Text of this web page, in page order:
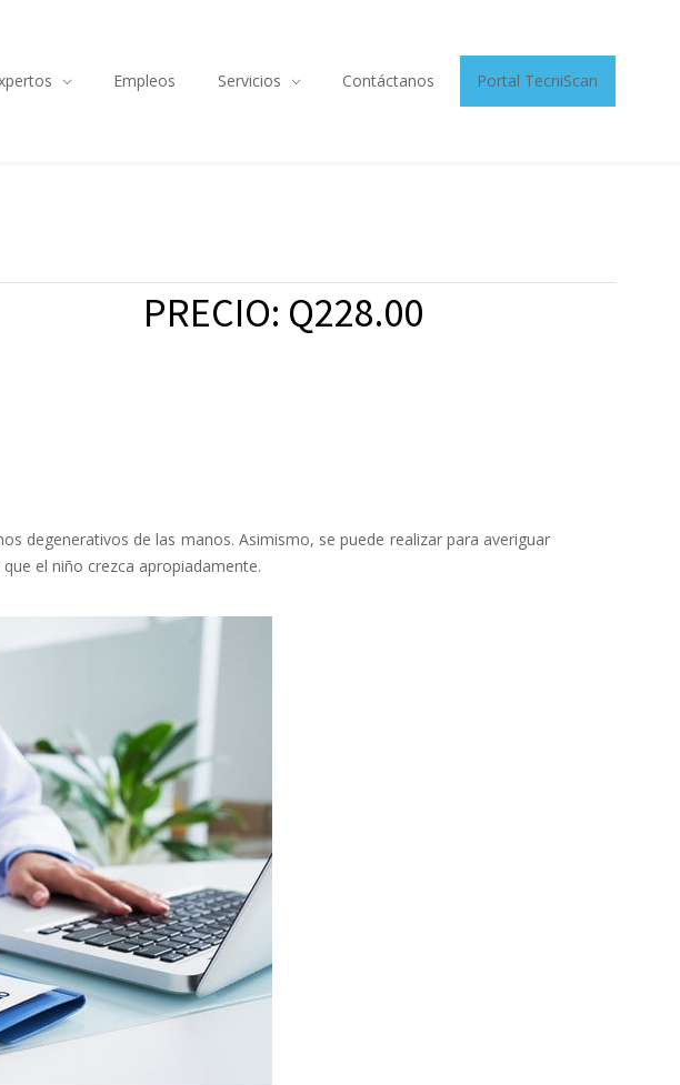
Empleos Servicios Contáctanos Portal TecniScan
PRECIO: Q228.00
degenerativos de las manos. Asimismo, se puede realizar para averiguar
el niño crezca apropiadamente.